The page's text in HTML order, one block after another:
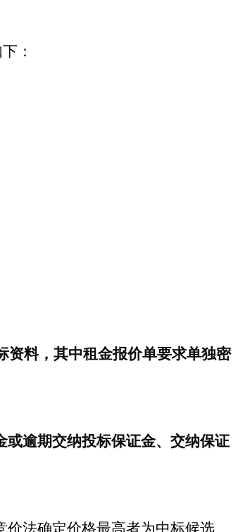
：
资料，其中租金报价单要求单独密
逾期交纳投标保证金、交纳保证
价法确定价格最高者为中标候选